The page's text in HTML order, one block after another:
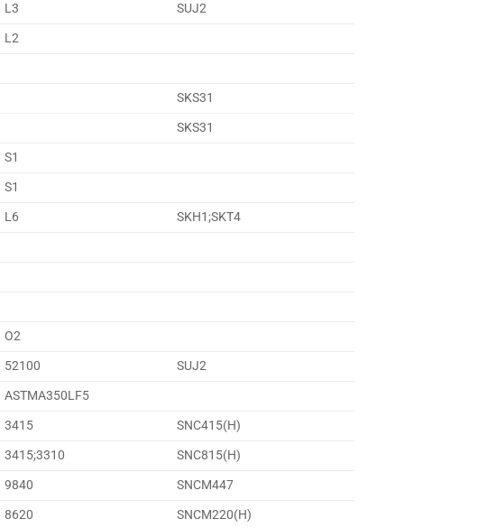
L3
SUJ2
L2
SKS31
SKS31
S1
S1
L6
SKH1;SKT4
O2
52100
SUJ2
ASTMA350LF5
3415
SNC415(H)
3415;3310
SNC815(H)
9840
SNCM447
8620 SNCM220(H)